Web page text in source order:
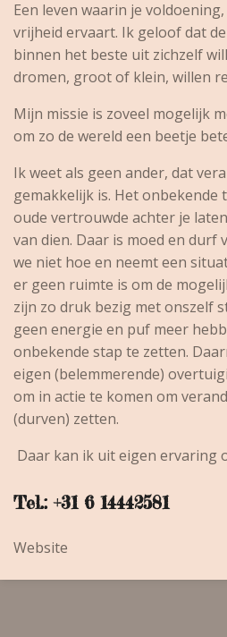
Een leven waarin je
vrijheid ervaart. Ik geloof dat
binnen het beste uit zichzelf
dromen, groot of klein, willen
Mijn missie is zoveel mogelijk
om zo de wereld een beetje
Ik weet als geen ander, dat
gemakkelijk is. Het
oude vertrouwde achter je
van dien. Daar is moed en durf
we niet hoe en neemt een
er geen ruimte is om de
zijn zo druk bezig met onszelf
geen energie en puf meer
onbekende stap te zetten.
eigen (belemmerende)
om in actie te komen om
(durven) zetten.
Daar kan ik uit eigen ervaring
Tel.: +31 6 14442581
Website